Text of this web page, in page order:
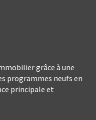
grâce à une
programmes neufs en
principale et